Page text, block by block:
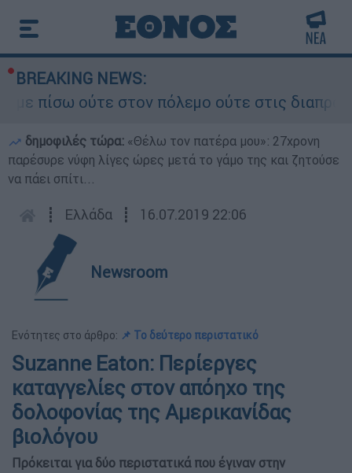
BREAKING NEWS:
ούτε στον πόλεμο ούτε στις
δημοφιλές τώρα: «Θέλω τον πατέρα μου»: 27χρονη
παρέσυρε νύφη λίγες ώρες μετά το γάμο της και ζητούσε
να πάει σπίτι...
┋ Ελλάδα ┋ 16.07.2019 22:06
Newsroom
Ενότητες στο άρθρο: 📌 Το δεύτερο περιστατικό
Suzanne Eaton: Περίεργες
καταγγελίες στον απόηχο της
δολοφονίας της Αμερικανίδας
βιολόγου
Πρόκειται για δύο περιστατικά που έγιναν στην